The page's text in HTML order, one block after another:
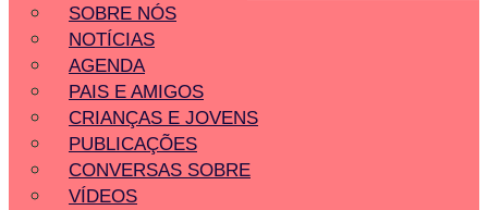
SOBRE NÓS
NOTÍCIAS
AGENDA
PAIS E AMIGOS
CRIANÇAS E JOVENS
PUBLICAÇÕES
CONVERSAS SOBRE
VÍDEOS